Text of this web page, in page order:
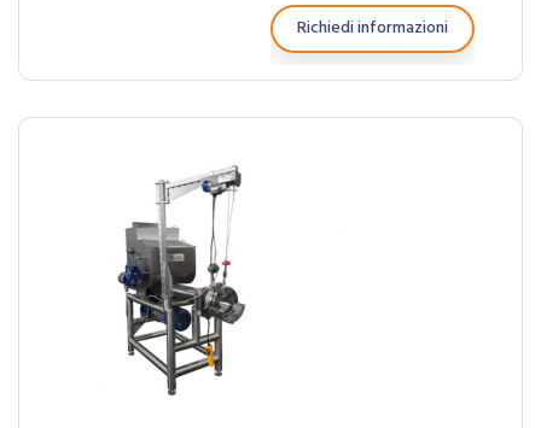
Richiedi informazioni